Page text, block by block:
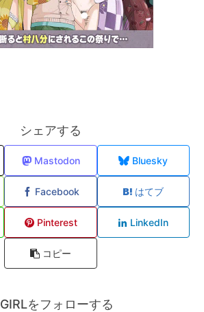
シェアする
Mastodon Bluesky
Facebook はてブ
Pinterest LinkedIn
コピー
をフォローする